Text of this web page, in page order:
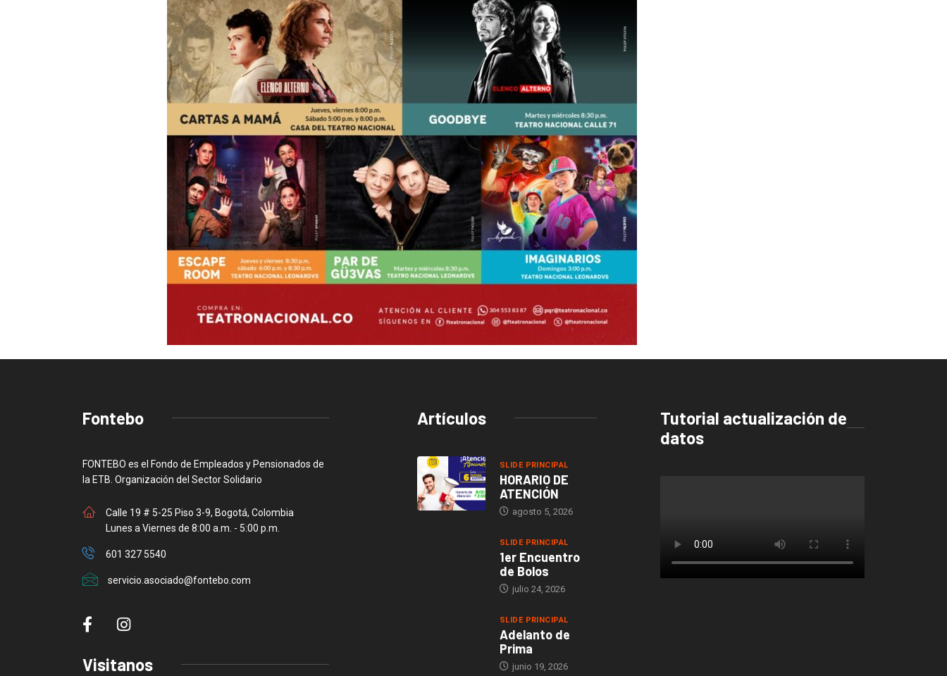
Fontebo
FONTEBO es el Fondo de Empleados y Pensionados de
la ETB. Organización del Sector Solidario
Calle 19 # 5-25 Piso 3-9, Bogotá, Colombia
Lunes a Viernes de 8:00 a.m. - 5:00 p.m.
601 327 5540
servicio.asociado@fontebo.com
Visitanos
Artículos
SLIDE PRINCIPAL
HORARIO DE
ATENCIÓN
agosto 5, 2026
SLIDE PRINCIPAL
1er Encuentro
de Bolos
julio 24, 2026
SLIDE PRINCIPAL
Adelanto de
Prima
junio 19, 2026
Tutorial actualización de
datos